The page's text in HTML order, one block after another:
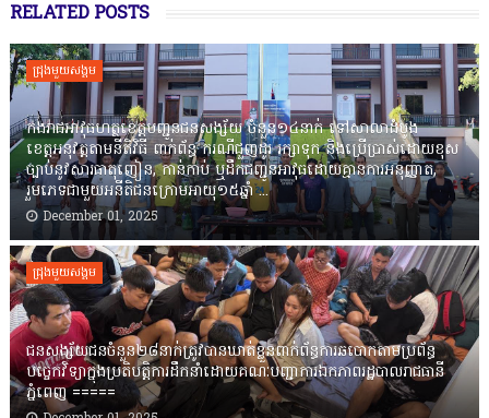
RELATED POSTS
ជ្រុងមួយសង្គម
កងរាជឣាវុធហត្ថខេត្តបញ្ជូនជនសង្ស័យ ចំនួន១៤នាក់ ទៅសាលាដំបូង
ខេត្តឣនុវត្តតាមនីតិវិធី ពាក់ព័ន្ធ ករណីជួញដូរ រក្សាទុក និងប្រើប្រាស់ដោយខុស
ច្បាប់នូវសារធាតុញៀន, កាន់កាប់ ឬដឹកជញ្ជូនអាវុធដោយគ្មានការអនុញ្ញាត,
រួមភេទជាមួយអនីតិជនក្រោមអាយុ១៥ឆ្នាំ ...
December 01, 2025
ជ្រុងមួយសង្គម
ជនសង្ស័យជនចំនួន២៨នាក់ត្រូវបានឃាត់ខ្លួនពាក់ព័ន្ធការឆបោកតាមប្រព័ន្ធ
បច្ចេកវិទ្យាក្នុងប្រតិបត្តិការដឹកនាំដោយគណៈបញ្ជាការឯកភាពរដ្ឋបាលរាជធានី
ភ្នំពេញ ‎=====